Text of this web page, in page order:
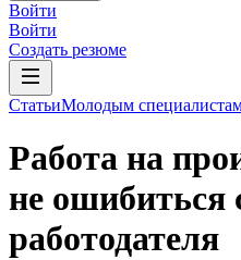
Войти
Войти
Создать резюме
СтатьиМолодым
Работа на
не ошибиться
работодателя